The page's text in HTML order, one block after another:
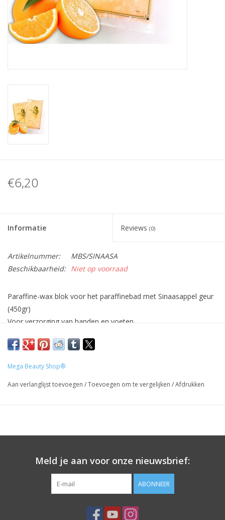
NIEUW! MBS Producten
Beauty Producten
Hema free line/Hypoallergenic
Handcrème
€6,20
Informatie Reviews (0)
Artikelnummer:
MBS/SINAASA
Beschikbaarheid: Niet op voorraad
Paraffine-wax blok voor het paraffinebad met Sinaasappel geur
(450gr)
Voor verzorging van handen en voeten.
Prijzen zijn incl. BTW
Mega Beauty Shop®
Aan verlanglijst toevoegen /Toevoegen om te vergelijken /Afdrukken
Meld je aan voor onze nieuwsbrief:
ABONNEER